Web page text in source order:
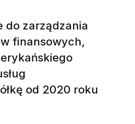
do zarządzania
finansowych,
od 2020 roku